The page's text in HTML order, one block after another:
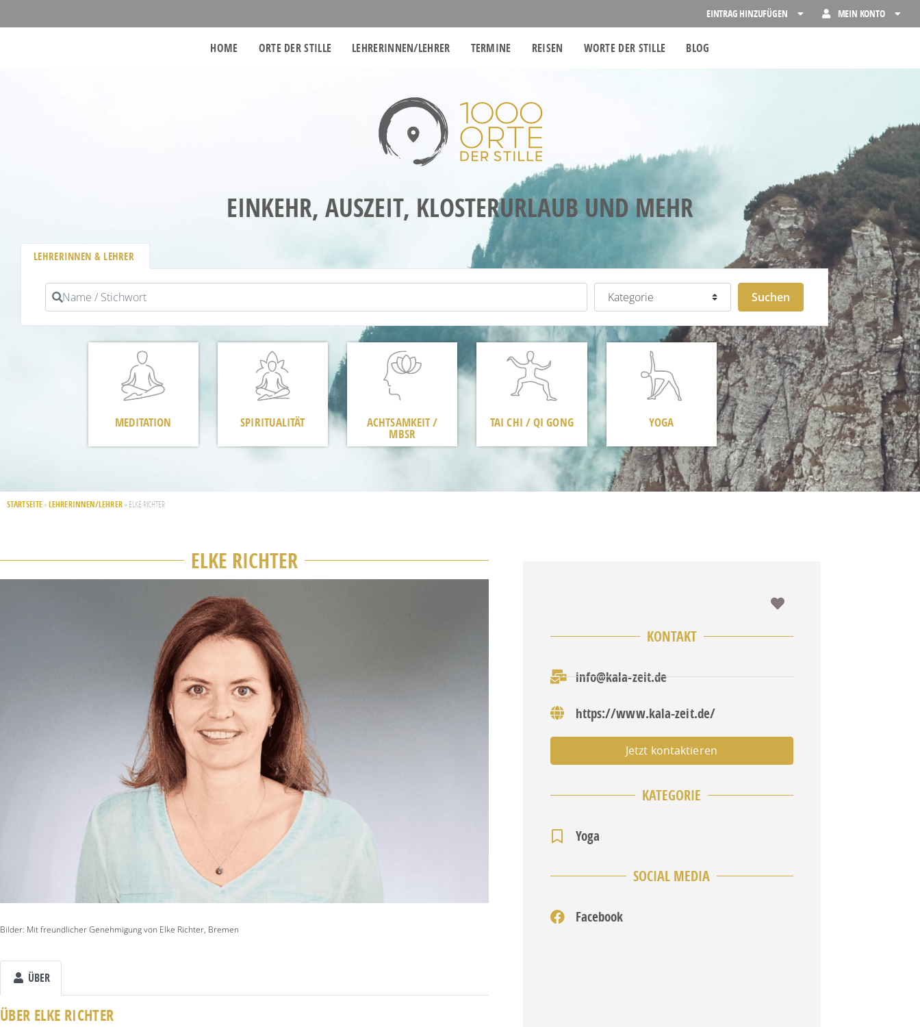
EINTRAG HINZUFÜGEN MEIN KONTO
HOME ORTE DER STILLE LEHRERINNEN/LEHRER TERMINE REISEN WORTE DER STILLE BLOG
EINKEHR, AUSZEIT, KLOSTERURLAUB UND MEHR
LEHRERINNEN & LEHRER
Name / Stichwort Kategorie
SuchenSuchen
MEDITATION SPIRITUALITÄT ACHTSAMKEIT /
MBSR
TAI CHI / QI GONG YOGA
STARTSEITE » LEHRERINNEN/LEHRER» ELKE RICHTER
ELKE RICHTER
Bilder: Mit freundlicher Genehmigung von Elke Richter, Bremen
ÜBER
ÜBER ELKE RICHTER
KONTAKT
info@kala-zeit.de
https://www.kala-zeit.de/
Jetzt kontaktieren
KATEGORIE
Yoga
SOCIAL MEDIA
Facebook